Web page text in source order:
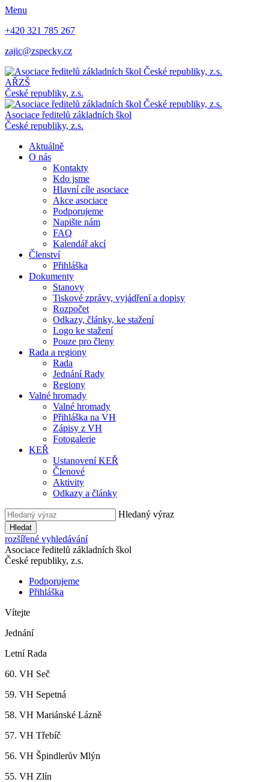
Menu
+420 321 785 267
zajic@zspecky.cz
AŘZŠ
České republiky, z.s.
Asociace ředitelů základních škol
České republiky, z.s.
Aktuálně
O nás
Kontakty
Kdo jsme
Hlavní cíle asociace
Akce asociace
Podporujeme
Napište nám
FAQ
Kalendář akcí
Členství
Přihláška
Dokumenty
Stanovy
Tiskové zprávy, vyjádření a dopisy
Rozpočet
Odkazy, články, ke stažení
Logo ke stažení
Pouze pro členy
Rada a regiony
Rada
Jednání Rady
Regiony
Valné hromady
Valné hromady
Přihláška na VH
Zápisy z VH
Fotogalerie
KEŘ
Ustanovení KEŘ
Členové
Aktivity
Odkazy a články
Hledaný výraz
Hledat
rozšířené vyhledávání
Asociace ředitelů základních škol
České republiky, z.s.
Podporujeme
Přihláška
Vítejte
Jednání
Letní Rada
60. VH Seč
59. VH Sepetná
58. VH Mariánské Lázně
57. VH Třebíč
56. VH Špindlerův Mlýn
55. VH Zlín